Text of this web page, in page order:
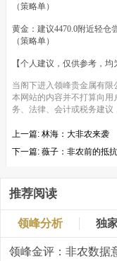
（策略单）
黄金：建议4470.0附近轻仓
（策略单）
【个人建议，仅供参考，均
当阁下进入领峰贵金属有限
本网站的内容并不打算向
务、法律、会计或税务建议
上一篇: 林海：大非农来袭
下一篇: 薇子：非农前的抵
推荐阅读
领峰分析 独